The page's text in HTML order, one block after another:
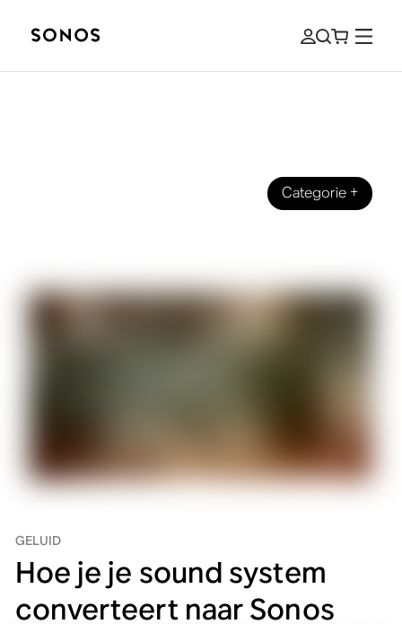
Categorie+
Hoe je je sound system
converteert naar Sonos
GELUID